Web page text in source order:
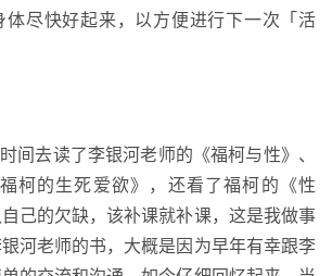
体尽快好起来，以方便进行下一次「活
间去读了李银河老师的《福柯与性》、
柯的生死爱欲》，还看了福柯的《性
己的欠缺，该补课就补课，这是我做事
河老师的书，大概是因为早年有幸跟李